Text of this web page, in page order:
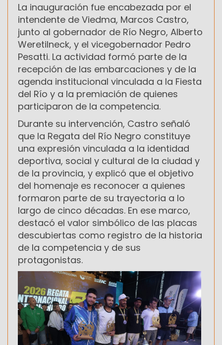
La inauguración fue encabezada por el
intendente de Viedma, Marcos Castro,
junto al gobernador de Río Negro, Alberto
Weretilneck, y el vicegobernador Pedro
Pesatti. La actividad formó parte de la
recepción de las embarcaciones y de la
agenda institucional vinculada a la Fiesta
del Río y a la premiación de quienes
participaron de la competencia.
Durante su intervención, Castro señaló
que la Regata del Río Negro constituye
una expresión vinculada a la identidad
deportiva, social y cultural de la ciudad y
de la provincia, y explicó que el objetivo
del homenaje es reconocer a quienes
formaron parte de su trayectoria a lo
largo de cinco décadas. En ese marco,
destacó el valor simbólico de las placas
descubiertas como registro de la historia
de la competencia y de sus
protagonistas.